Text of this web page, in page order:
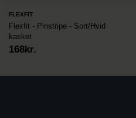
FLEXFIT
Flexfit - Pinstripe - Sort/Hvid
kasket
168kr.